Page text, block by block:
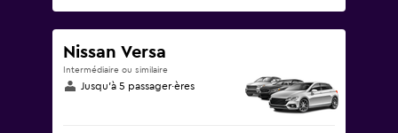
Nissan Versa
Intermédiaire ou similaire
Jusqu’à 5 passager·ères